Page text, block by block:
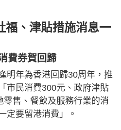
福、津貼措施消息一
費券賀回歸
明年為香港回歸30周年，推
市民消費300元、政府津貼
售、餐飲及服務行業的消
定要留港消費」。